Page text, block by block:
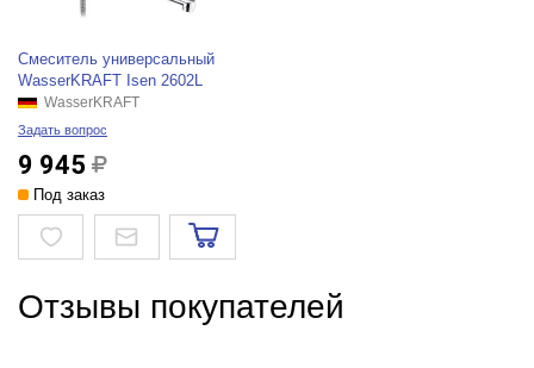
Смеситель универсальный
WasserKRAFT Isen 2602L
WasserKRAFT
Задать вопрос
9 945
Под заказ
Отзывы покупателей